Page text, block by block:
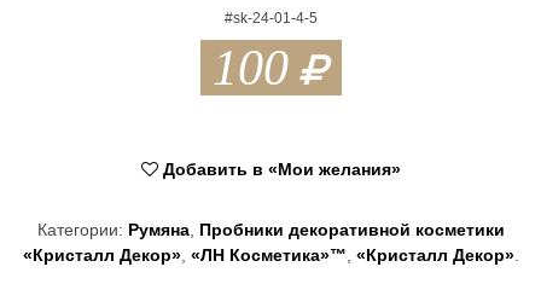
#sk-24-01-4-5
100
Добавить в «Мои желания»
Категории: Румяна, Пробники декоративной косметики
«Кристалл Декор», «ЛН Косметика»™ «Кристалл Декор».